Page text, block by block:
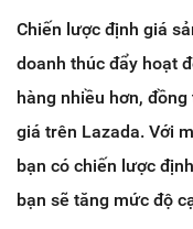
Chiến lược định giá
doanh thúc đẩy hoạt
hàng nhiều hơn,
giá trên Lazada. Với
bạn có chiến lược
bạn sẽ tăng mức độ